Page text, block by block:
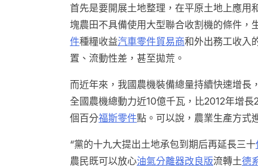
首先是要開展土地整理，在平原土地上應用
塊農田不具備使用大型聯合收割機的條件，
件種糧收益汽車零件貿易商和外出務工收入
置、流動性差，甚至拋荒。
而近年來，我國農機裝備總量持續快速增長
全國農機總動力近10億千瓦，比2012年增
個百分福斯零件點。可以說，農業生產方式
“黨的十九大提出土地承包到期后再延長三十
農民既可以放心油氣分離器改良版流轉土德